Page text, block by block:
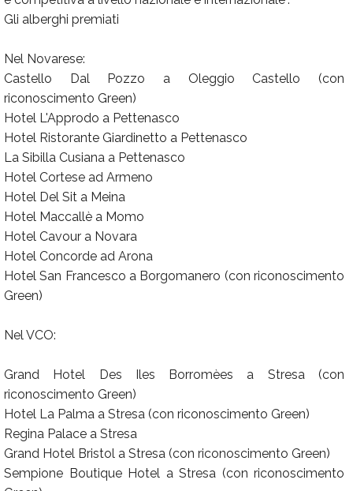
Gli alberghi premiati
Nel Novarese:
Castello Dal Pozzo a Oleggio Castello (con
riconoscimento Green)
Hotel L'Approdo a Pettenasco
Hotel Ristorante Giardinetto a Pettenasco
La Sibilla Cusiana a Pettenasco
Hotel Cortese ad Armeno
Hotel Del Sit a Meina
Hotel Maccallè a Momo
Hotel Cavour a Novara
Hotel Concorde ad Arona
Hotel San Francesco a Borgomanero (con riconoscimento
Green)
Nel VCO:
Grand Hotel Des Iles Borromèes a Stresa (con
riconoscimento Green)
Hotel La Palma a Stresa (con riconoscimento Green)
Regina Palace a Stresa
Grand Hotel Bristol a Stresa (con riconoscimento Green)
Sempione Boutique Hotel a Stresa (con riconoscimento